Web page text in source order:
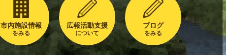
市内施設情報
をみる
広報活動支援
について
ブログ
をみる